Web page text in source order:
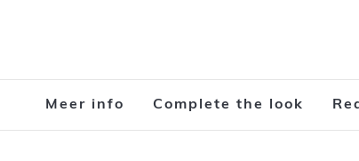
Meer info Complete the look